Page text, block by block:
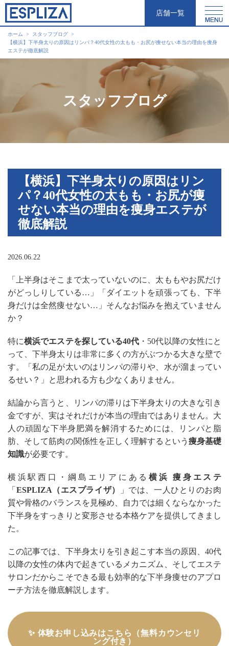
店舗一覧
ホーム
スタッフブログ
【横浜】下半身太りの原因はリンパ？40代女性の太もも・お尻が痩せない本当の理由を痩身
エステが徹底解説
スタッフブログ
【横浜】下半身太りの原因はリン
パ？40代女性の太もも・お尻が痩
せない本当の理由を痩身エステが
徹底解説
2026.06.22
「上半身はそこまで太っていないのに、太ももやお尻だけ
がどっしりしている…」「ダイエットを頑張っても、下半
身だけは全然痩せない…」そんなお悩みを抱えていません
か？
特に横浜でエステを探している40代 ・50代以降の女性にと
って、下半身太りは非常に多くの方がぶつかる大きな壁で
す。「私の足が太いのはリンパの滞りや、水が溜まってい
るせい？」と思われる方も少なくありません。
結論から言うと、リンパの滞りは下半身太りの大きな引き
金ですが、実はそれだけが本当の理由ではありません。大
人の頑固な下半身肥満を解消するためには、リンパと脂
肪、そして筋肉の関係性を正しく理解するという 痩身基礎
知識が必要です。
横浜駅西口・綱島エリアにある 横浜 痩身エステ
「 ESPLIZA（エスプライザ）
」では、一人ひとりのお肉
質や骨格のバランスを見極め、自力では細くならなかった
下半身をすっきりと変形させる本格ケアを提供してきまし
た。
この記事では、下半身太りを引き起こす本当の原因、40代
以降の女性の体内で起きているメカニズム、そしてエステ
サロンだからこそできる最も効率的な下半身痩せのアプロ
ーチ方法を徹底解説します。
✨ 体験お申し込みはこちら（無料カウンセリ
ング付き）